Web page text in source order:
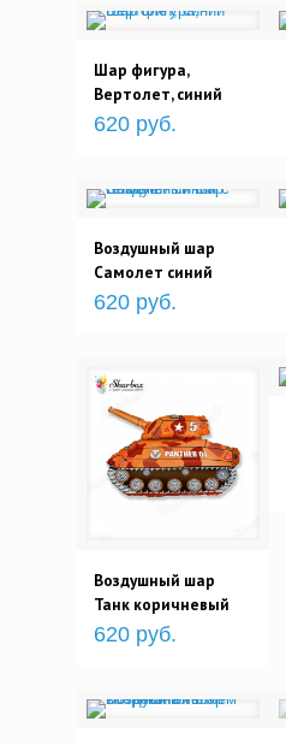
Шар фигура,
Вертолет, синий
620 руб.
Воздушный шар
Самолет синий
620 руб.
Воздушный шар
Танк коричневый
620 руб.